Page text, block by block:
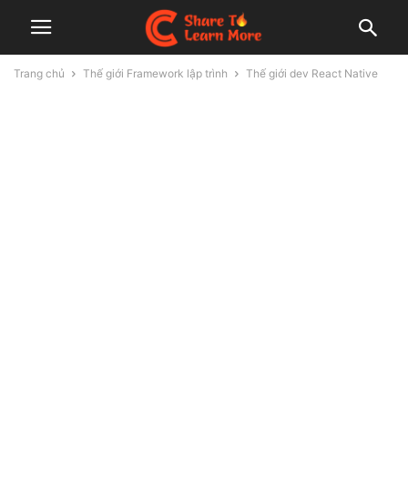
Trang chủ Thế giới Framework lập trình Thế giới dev React Native